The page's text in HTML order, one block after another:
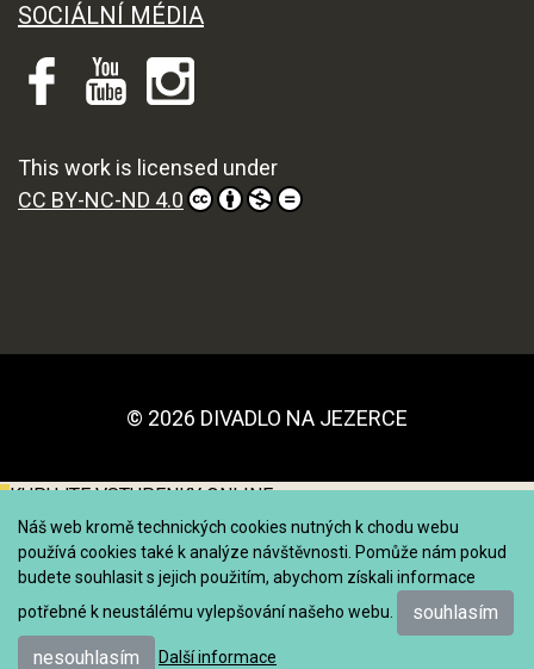
SOCIÁLNÍ MÉDIA
This work is licensed under
CC BY-NC-ND 4.0
© 2026 DIVADLO NA JEZERCE
Náš web kromě technických cookies nutných k chodu webu
používá cookies také k analýze návštěvnosti. Pomůže nám pokud
budete souhlasit s jejich použitím, abychom získali informace
potřebné k neustálému vylepšování našeho webu.
souhlasím
nesouhlasím
Další informace
KUPUJTE VSTUPENKY ONLINE